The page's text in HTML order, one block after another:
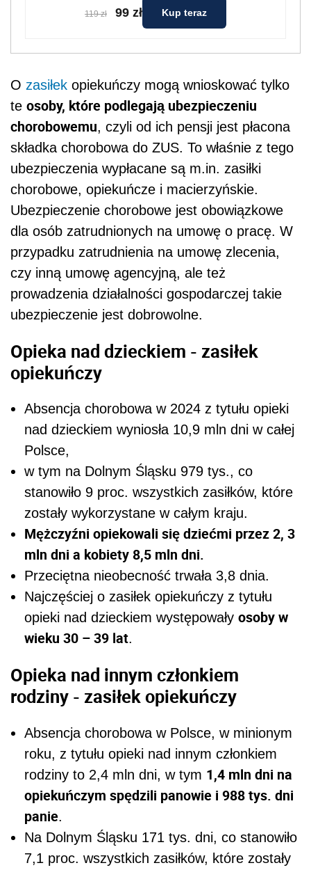
119 zł 99 zł Kup teraz
O zasiłek opiekuńczy mogą wnioskować tylko
te osoby, które podlegają ubezpieczeniu
chorobowemu, czyli od ich pensji jest płacona
składka chorobowa do ZUS. To właśnie z tego
ubezpieczenia wypłacane są m.in. zasiłki
chorobowe, opiekuńcze i macierzyńskie.
Ubezpieczenie chorobowe jest obowiązkowe
dla osób zatrudnionych na umowę o pracę. W
przypadku zatrudnienia na umowę zlecenia,
czy inną umowę agencyjną, ale też
prowadzenia działalności gospodarczej takie
ubezpieczenie jest dobrowolne.
Opieka nad dzieckiem - zasiłek
opiekuńczy
Absencja chorobowa w 2024 z tytułu opieki
nad dzieckiem wyniosła 10,9 mln dni w całej
Polsce,
w tym na Dolnym Śląsku 979 tys., co
stanowiło 9 proc. wszystkich zasiłków, które
zostały wykorzystane w całym kraju.
Mężczyźni opiekowali się dziećmi przez 2, 3
mln dni a kobiety 8,5 mln dni.
Przeciętna nieobecność trwała 3,8 dnia.
Najczęściej o zasiłek opiekuńczy z tytułu
opieki nad dzieckiem występowały osoby w
wieku 30 – 39 lat.
Opieka nad innym członkiem
rodziny - zasiłek opiekuńczy
Absencja chorobowa w Polsce, w minionym
roku, z tytułu opieki nad innym członkiem
rodziny to 2,4 mln dni, w tym 1,4 mln dni na
opiekuńczym spędzili panowie i 988 tys. dni
panie.
Na Dolnym Śląsku 171 tys. dni, co stanowiło
7,1 proc. wszystkich zasiłków, które zostały